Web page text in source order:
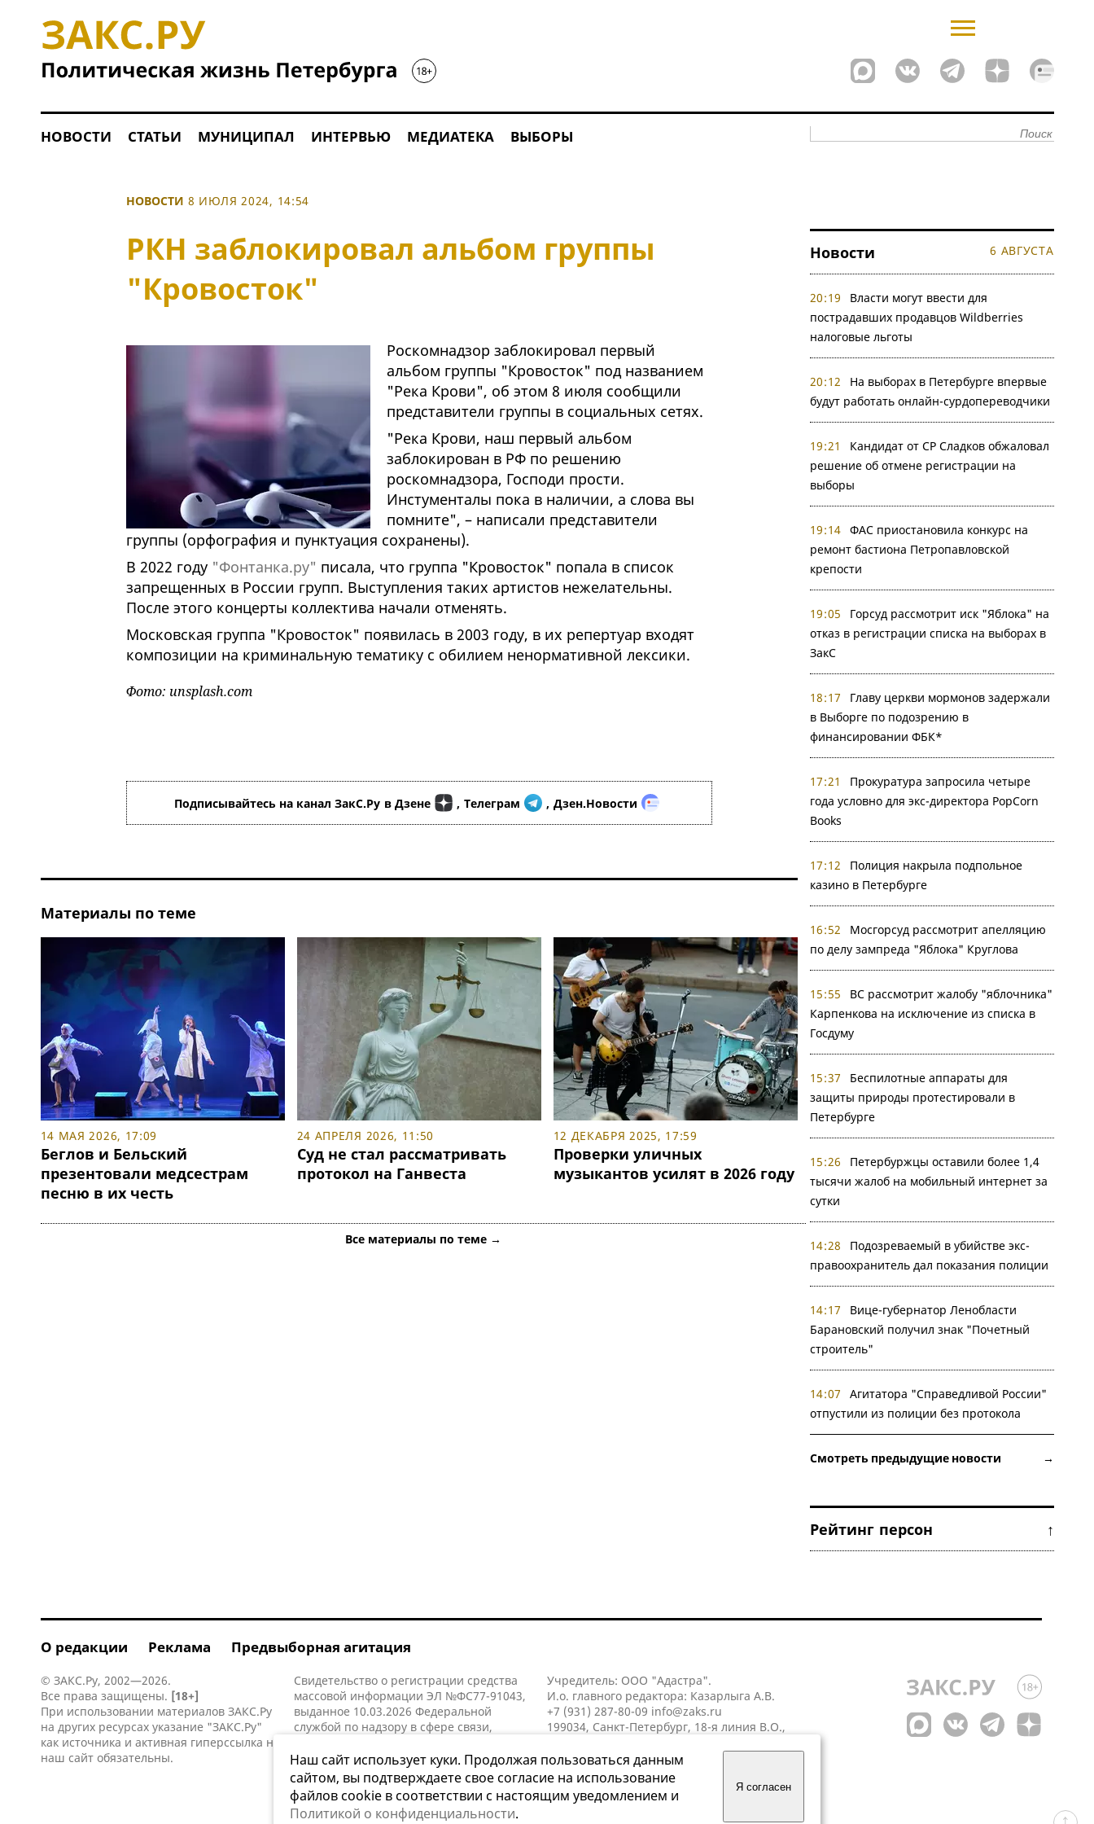
НОВОСТИ СТАТЬИ МУНИЦИПАЛ ИНТЕРВЬЮ МЕДИАТЕКА ВЫБОРЫ
НОВОСТИ 8 ИЮЛЯ 2024, 14:54
РКН заблокировал альбом группы
"Кровосток"
Роскомнадзор заблокировал первый
альбом группы "Кровосток" под названием
"Река Крови", об этом 8 июля сообщили
представители группы в социальных сетях.
"Река Крови, наш первый альбом
заблокирован в РФ по решению
роскомнадзора, Господи прости.
Инстументалы пока в наличии, а слова вы
помните", – написали представители
группы (орфография и пунктуация сохранены).
В 2022 году "Фонтанка.ру" писала, что группа "Кровосток" попала в список
запрещенных в России групп. Выступления таких артистов нежелательны.
После этого концерты коллектива начали отменять.
Московская группа "Кровосток" появилась в 2003 году, в их репертуар входят
композиции на криминальную тематику с обилием ненормативной лексики.
Фото: unsplash.com
Подписывайтесь на канал ЗакС.Ру в Дзене , Телеграм , Дзен.Новости
Материалы по теме
14 МАЯ 2026, 17:09
Беглов и Бельский
презентовали медсестрам
песню в их честь
24 АПРЕЛЯ 2026, 11:50
Суд не стал рассматривать
протокол на Ганвеста
12 ДЕКАБРЯ 2025, 17:59
Проверки уличных
музыкантов усилят в 2026 году
Все материалы по теме →
Новости 6 АВГУСТА
20:19
Власти могут ввести для
пострадавших продавцов Wildberries
налоговые льготы
20:12
На выборах в Петербурге впервые
будут работать онлайн-сурдопереводчики
19:21
Кандидат от СР Сладков обжаловал
решение об отмене регистрации на
выборы
19:14 ФАС приостановила конкурс на
ремонт бастиона Петропавловской
крепости
19:05
Горсуд рассмотрит иск "Яблока" на
отказ в регистрации списка на выборах в
ЗакС
18:17
Главу церкви мормонов задержали
в Выборге по подозрению в
финансировании ФБК*
17:21
Прокуратура запросила четыре
года условно для экс-директора PopCorn
Books
17:12
Полиция накрыла подпольное
казино в Петербурге
16:52
Мосгорсуд рассмотрит апелляцию
по делу зампреда "Яблока" Круглова
15:55
ВС рассмотрит жалобу "яблочника"
Карпенкова на исключение из списка в
Госдуму
15:37
Беспилотные аппараты для
защиты природы протестировали в
Петербурге
15:26
Петербуржцы оставили более 1,4
тысячи жалоб на мобильный интернет за
сутки
14:28
Подозреваемый в убийстве экс-
правоохранитель дал показания полиции
14:17
Вице-губернатор Ленобласти
Барановский получил знак "Почетный
строитель"
14:07
Агитатора "Справедливой России"
отпустили из полиции без протокола
Смотреть предыдущие новости →
Рейтинг персон ↑
О редакции Реклама Предвыборная агитация
© ЗАКС.Ру, 2002—2026.
Все права защищены. [18+]
При использовании материалов ЗАКС.Ру
на других ресурсах указание "ЗАКС.Ру"
как источника и активная гиперссылка на
наш сайт обязательны.
Свидетельство о регистрации средства
массовой информации ЭЛ №ФС77-91043,
выданное 10.03.2026 Федеральной
службой по надзору в сфере связи,
коммуникаций (Роскомнадзор).
Учредитель: ООО "Адастра".
И.о. главного редактора: Казарлыга А.В.
+7 (931) 287-80-09 info@zaks.ru
199034, Санкт-Петербург, 18-я линия В.О.,
Наш сайт использует куки. Продолжая пользоваться данным
сайтом, вы подтверждаете свое согласие на использование
файлов cookie в соответствии с настоящим уведомлением и
Политикой о конфиденциальности.
Я согласен